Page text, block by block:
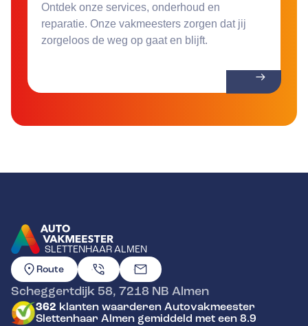
Ontdek onze services, onderhoud en
reparatie. Onze vakmeesters zorgen dat jij
zorgeloos de weg op gaat en blijft.
SLETTENHAAR ALMEN
GA NAAR DE HOMEPAGINA
Route
Scheggertdijk 58, 7218 NB Almen
362 klanten waarderen Autovakmeester
Slettenhaar Almen gemiddeld met een 8.9